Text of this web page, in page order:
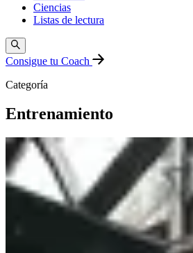
Ciencias
Listas de lectura
Consigue tu Coach
Categoría
Entrenamiento